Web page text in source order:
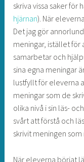
skriva vissa saker för
hjärnan). När
Det jag gör
meningar, istället för
samarbetar och
sina egna meningar
lustfyllt för eleverna
meningar som de
olika nivå i sin läs-
svårt att förstå och
skrivit meningen
När eleverna börjat